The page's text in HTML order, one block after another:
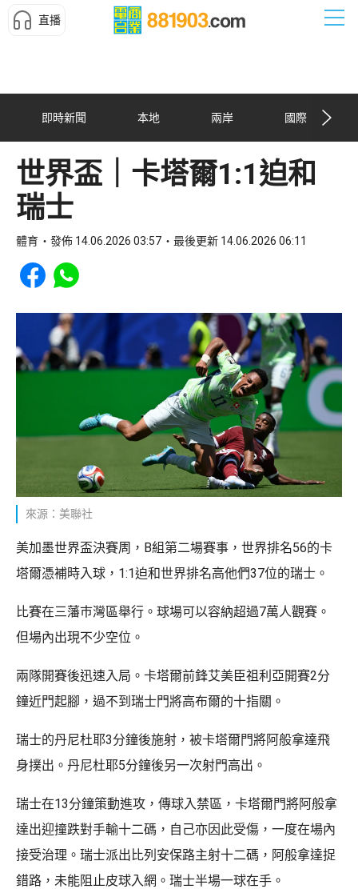
直播
即時新聞 本地 兩岸 國際
世界盃｜卡塔爾1:1迫和
瑞士
體育 發佈 14.06.2026 03:57 最後更新 14.06.2026 06:11
Share to Facebook
Share to WhatsApp
來源：美聯社
美加墨世界盃決賽周，B組第二場賽事，世界排名56的卡
塔爾憑補時入球，1:1迫和世界排名高他們37位的瑞士。
比賽在三藩巿灣區舉行。球場可以容納超過7萬人觀賽。
但場內出現不少空位。
兩隊開賽後迅速入局。卡塔爾前鋒艾美臣祖利亞開賽2分
鐘近門起腳，過不到瑞士門將高布爾的十指關。
瑞士的丹尼杜耶3分鐘後施射，被卡塔爾門將阿般拿達飛
身撲出。丹尼杜耶5分鐘後另一次射門高出。
瑞士在13分鐘策動進攻，傳球入禁區，卡塔爾門將阿般拿
達出迎撞跌對手輸十二碼，自己亦因此受傷，一度在場內
接受治理。瑞士派出比列安保路主射十二碼，阿般拿達捉
錯路，未能阻止皮球入網。瑞士半場一球在手。